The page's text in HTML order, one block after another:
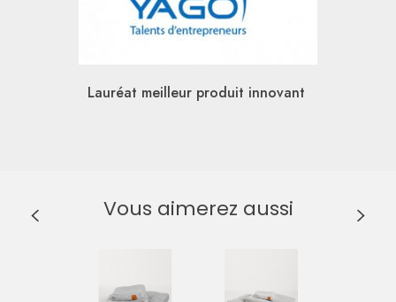
Lauréat meilleur produit innovant
Vous aimerez aussi